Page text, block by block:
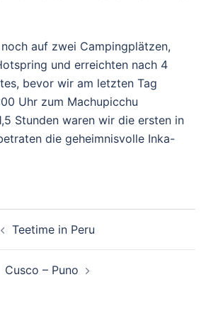
auf zwei Campingplätzen,
und erreichten nach 4
bevor wir am letzten Tag
Uhr zum Machupicchu
Stunden waren wir die ersten in
die geheimnisvolle Inka-
Teetime in Peru
Cusco – Puno